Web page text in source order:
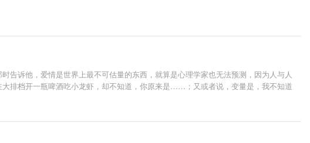
告诉他，爱情是世界上最不可估量的东西，就算是心理学家也无法预测，因为人与人
排档开一瓶啤酒吃小龙虾，却不知道，你原来是……；又或者说，变量是，我不知道